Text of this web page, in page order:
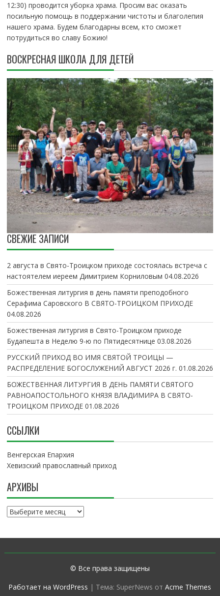
12:30) проводится уборка храма. Просим вас оказать
посильную помощь в поддержании чистоты и благолепия
нашего храма. Будем благодарны всем, кто сможет
потрудиться во славу Божию!
ВОСКРЕСНАЯ ШКОЛА ДЛЯ ДЕТЕЙ
СВЕЖИЕ ЗАПИСИ
2 августа в Свято-Троицком приходе состоялась встреча с
настоятелем иереем Димитрием Корниловым 04.08.2026
Божественная литургия в день памяти преподобного
Серафима Саровского В СВЯТО-ТРОИЦКОМ ПРИХОДЕ
04.08.2026
Божественная литургия в Свято-Троицком приходе
Будапешта в Неделю 9-ю по Пятидесятнице 03.08.2026
РУССКИЙ ПРИХОД ВО ИМЯ СВЯТОЙ ТРОИЦЫ —
РАСПРЕДЕЛЕНИЕ БОГОСЛУЖЕНИЙ АВГУСТ 2026 г. 01.08.2026
БОЖЕСТВЕННАЯ ЛИТУРГИЯ В ДЕНЬ ПАМЯТИ СВЯТОГО
РАВНОАПОСТОЛЬНОГО КНЯЗЯ ВЛАДИМИРА В СВЯТО-
ТРОИЦКОМ ПРИХОДЕ 01.08.2026
ССЫЛКИ
Венгерская Епархия
Хевизский православный приход
АРХИВЫ
А
в
© Все права защищены
Работает на WordPress | Тема: SuperNews отAcme Themes